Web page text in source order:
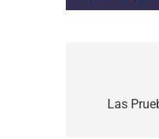
Las